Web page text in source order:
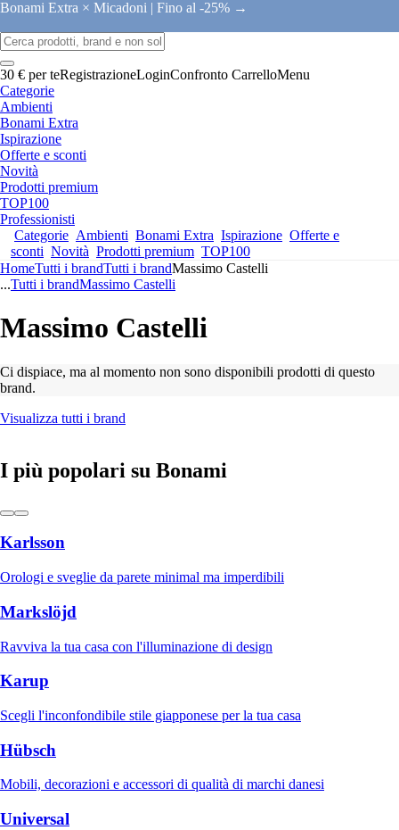
Bonami Extra × Micadoni | Fino al -25% →
30 € per teRegistrazioneLoginConfronto CarrelloMenu
Categorie
Ambienti
Bonami Extra
Ispirazione
Offerte e sconti
Novità
Prodotti premium
TOP100
Professionisti
Categorie Ambienti Bonami Extra Ispirazione Offerte e
sconti Novità Prodotti premium TOP100
HomeTutti i brandTutti i brandMassimo Castelli
...Tutti i brandMassimo Castelli
Massimo Castelli
Ci dispiace, ma al momento non sono disponibili prodotti di questo
brand.
Visualizza tutti i brand
I più popolari su Bonami
Karlsson
Orologi e sveglie da parete minimal ma imperdibili
Markslöjd
Ravviva la tua casa con l'illuminazione di design
Karup
Scegli l'inconfondibile stile giapponese per la tua casa
Hübsch
Mobili, decorazioni e accessori di qualità di marchi danesi
Universal